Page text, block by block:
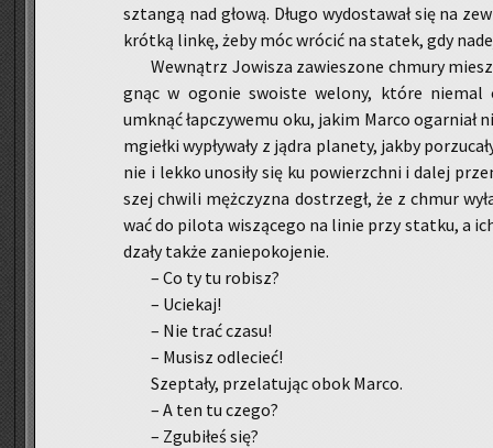
sztan­gą nad głową. Długo wy­do­sta­wał się na
krót­ką linkę, żeby móc wró­cić na sta­tek, gdy
We­wnątrz Jo­wi­sza za­wie­szo­ne chmu­ry
gnąc w ogo­nie swo­iste we­lo­ny, które nie­mal
umknąć łap­czy­we­mu oku, jakim Marco ogar­niał
mgieł­ki wy­pły­wa­ły z jądra pla­ne­ty, jakby
nie i lekko uno­si­ły się ku po­wierzch­ni i dalej
szej chwi­li męż­czy­zna do­strzegł, że z chmur
wać do pi­lo­ta wi­szą­ce­go na linie przy stat­ku, a
dza­ły także za­nie­po­ko­je­nie.
– Co ty tu ro­bisz?
– Ucie­kaj!
– Nie trać czasu!
– Mu­sisz od­le­cieć!
Szep­ta­ły, prze­la­tu­jąc obok Marco­.
– A ten tu czego?
– Zgu­bi­łeś się?